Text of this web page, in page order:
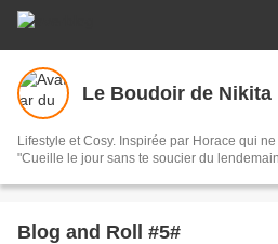
Le Boudoir de Nikita
Lifestyle et Cosy. Inspirée par Horace qui
"Cueille le jour sans te soucier du
Blog and Roll #5#